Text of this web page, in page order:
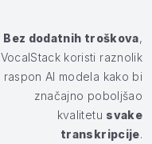
Bez dodatnih troškova,
VocalStack koristi raznolik
raspon AI modela kako bi
značajno poboljšao
kvalitetu svake
transkripcije.